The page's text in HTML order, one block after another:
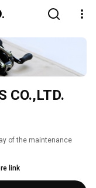
CO.,LTD.
of the maintenance
link